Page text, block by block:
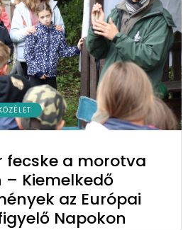
fecske a morotva
Kiemelkedő
az Európai
Napokon